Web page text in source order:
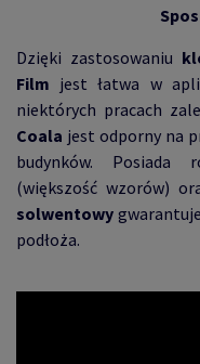
Dzięki zastosowaniu
Film jest łatwa w
niektórych pracach
Coala jest odporny na
budynków. Posiada
(większość wzorów)
solwentowy
podłoża.